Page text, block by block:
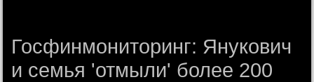
Госфинмониторинг: Янукович
и семья 'отмыли' более 200